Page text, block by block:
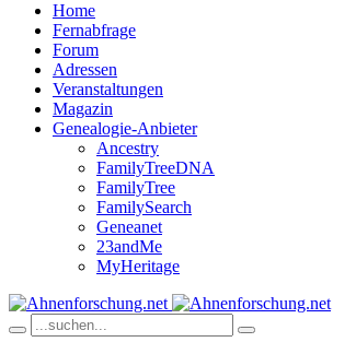
Home
Fernabfrage
Forum
Adressen
Veranstaltungen
Magazin
Genealogie-Anbieter
Ancestry
FamilyTreeDNA
FamilyTree
FamilySearch
Geneanet
23andMe
MyHeritage